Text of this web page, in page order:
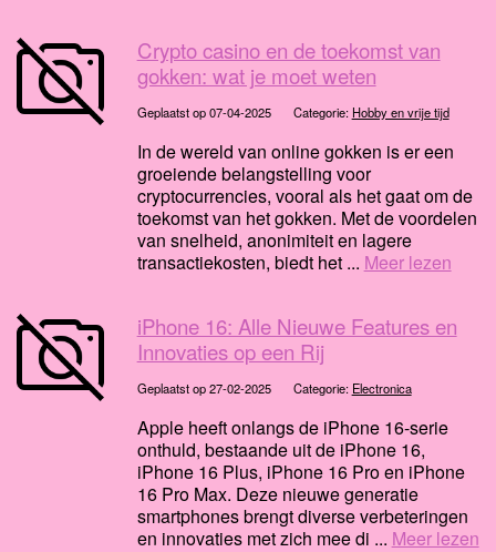
Crypto casino en de toekomst van
gokken: wat je moet weten
Geplaatst op 07-04-2025 Categorie: Hobby en vrije tijd
In de wereld van online gokken is er een
groeiende belangstelling voor
cryptocurrencies, vooral als het gaat om de
toekomst van het gokken. Met de voordelen
van snelheid, anonimiteit en lagere
transactiekosten, biedt het ... Meer lezen
iPhone 16: Alle Nieuwe Features en
Innovaties op een Rij
Geplaatst op 27-02-2025 Categorie: Electronica
Apple heeft onlangs de iPhone 16-serie
onthuld, bestaande uit de iPhone 16,
iPhone 16 Plus, iPhone 16 Pro en iPhone
16 Pro Max. Deze nieuwe generatie
smartphones brengt diverse verbeteringen
en innovaties met zich mee di ... Meer lezen